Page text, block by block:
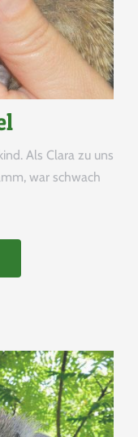
Als Clara zu uns
war schwach